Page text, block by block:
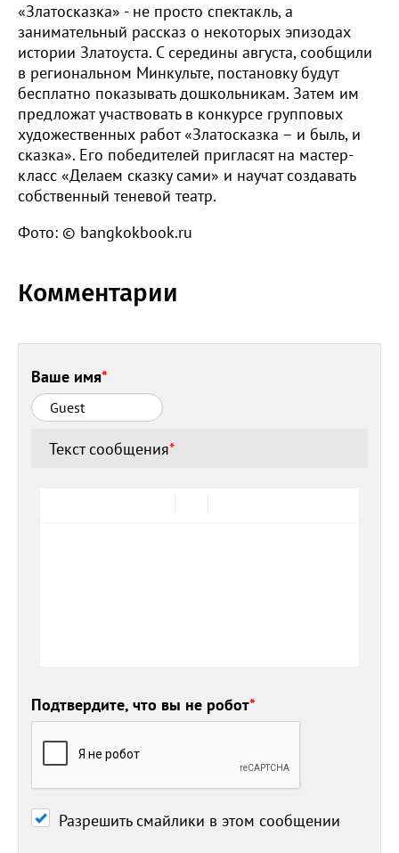
«Златосказка» - не просто спектакль, а
занимательный рассказ о некоторых эпизодах
истории Златоуста. С середины августа, сообщили
в региональном Минкульте, постановку будут
бесплатно показывать дошкольникам. Затем им
предложат участвовать в конкурсе групповых
художественных работ «Златосказка – и быль, и
сказка». Его победителей пригласят на мастер-
класс «Делаем сказку сами» и научат создавать
собственный теневой театр.
Фото: © bangkokbook.ru
Комментарии
Ваше имя*
Текст сообщения*
Подтвердите, что вы не робот*
Разрешить смайлики в этом сообщении